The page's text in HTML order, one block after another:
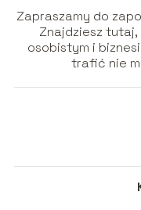
Zapraszamy do
Znajdziesz tutaj,
osobistym i
trafić nie